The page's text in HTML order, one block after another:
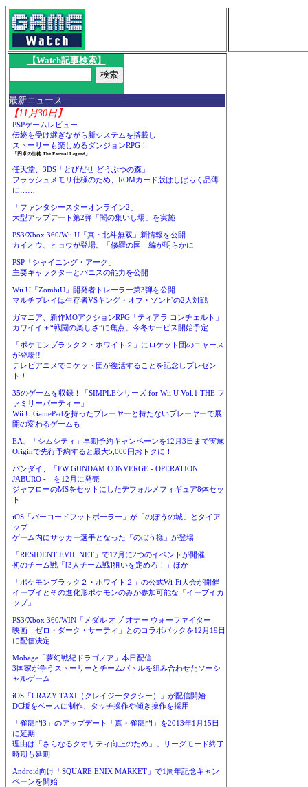
【Watch記事検索】
最新ニュース
【11月30日】
PSPゲームレビュー
伝統を受け継ぎながら新システムを搭載し
ストーリーも楽しめるダンジョンRPG！
「円卓の生徒 The Eternal Legend」
任天堂、3DS「とびだせ どうぶつの森」
フラッシュメモリ仕様のため、ROMカード版はしばらく品薄
に……
「ファンタシースターオンライン2」
大型アップデート第2弾「闇の集いし場」を実施
PS3/Xbox 360/Wii U「真・北斗無双」新情報を公開
カイオウ、ヒョウが登場。「修羅の国」編が明らかに
PSP「シャイニング・アーク」
主要キャラクターとパニスの能力を公開
Wii U「ZombiU」開発者トレーラー第3弾を公開
マルチプレイは生存者VSキング・オブ・ゾンビの2人対戦
ガマニア、新作MOアクションRPG「ティアラ コンチェルト」
カワイイ＋“戦闘の楽しさ”に焦点。今冬サービス開始予定
「ポケモンブラック２・ホワイト２」にロケット団のニャース
が登場!!
テレビアニメでロケット団が復活することを記念しプレゼン
ト！
35のゲームを収録！「SIMPLEシリーズ for Wii U Vol.1 THE フ
ァミリーパーティー」
Wii U GamePadを持ったプレーヤーと持たないプレーヤーで展
開の変わるゲームも
EA、「シムシティ」早期予約キャンペーンを12月3日まで実施
Originで先行予約すると最大5,000円おトクに！
バンダイ、「FW GUNDAM CONVERGE - OPERATION
JABURO -」を12月に発売
ジャブローのMSをセットにしたデフォルメフィギュア8体セッ
ト
iOS「バーコードフットボーラー」が「のぼうの城」とタイア
ップ
ゲーム内にサッカー選手となった「のぼう様」が登場
「RESIDENT EVIL.NET」で12月に2つのイベントが開催
初のチーム戦「[3人チーム戦]狙いを定めろ！」ほか
「ポケモンブラック２・ホワイト２」の公式Wi-Fi大会が開催
イーブイとその進化形ポケモンのみが参加可能な「イーブイカ
ップ」
PS3/Xbox 360/WIN「メダル オブ オナー ウォーファイター」
映画「ゼロ・ダーク・サーティ」とのコラボパックを12月19日
に配信決定
Mobage「夢幻戦紀ドラゴノア」本日配信
3国家が争うストーリーとチームバトルを組み合わせたソーシ
ャルゲーム
iOS「CRAZY TAXI（クレイジータクシー）」が配信開始
DC版をベースに制作、タッチ操作や傾き操作を採用
「雀龍門3」のアップデート「真・雀龍門」を2013年1月15日
に延期
理由は「さらなるクオリティ向上のため」。リーグモード終了
時期も延期
Android向け「SQUARE ENIX MARKET」で1周年記念キャン
ペーンを開始